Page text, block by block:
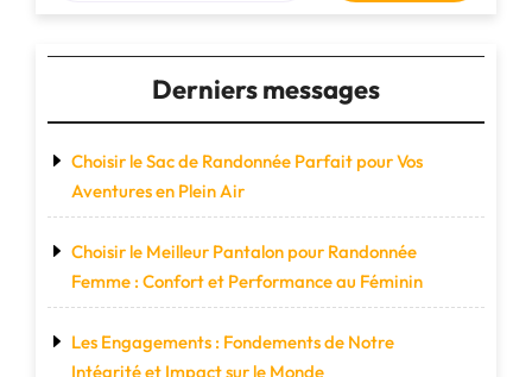
Derniers messages
Choisir le Sac de Randonnée Parfait pour Vos
Aventures en Plein Air
Choisir le Meilleur Pantalon pour Randonnée
Femme : Confort et Performance au Féminin
Les Engagements : Fondements de Notre
Intégrité et Impact sur le Monde